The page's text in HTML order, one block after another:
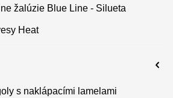
žalúzie Blue Line - Silueta
Heat
s naklápacími lamelami